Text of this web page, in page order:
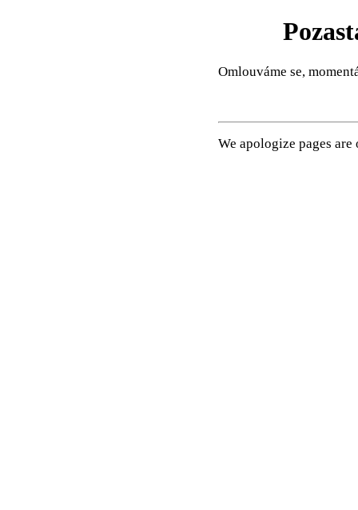
Omlouváme se,
We apologize pages